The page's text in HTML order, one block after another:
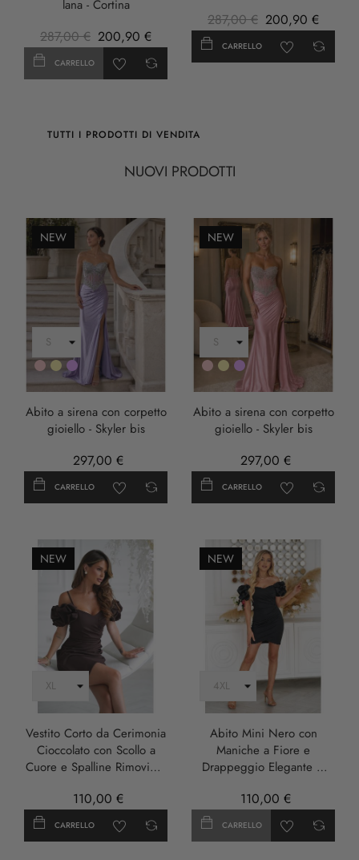
lana - Cortina
287,00 € 200,90 €
CARRELLO
287,00 € 200,90 €
CARRELLO
TUTTI I PRODOTTI DI VENDITA
NUOVI PRODOTTI
NEW
RosaOroLILLA
Abito a sirena con corpetto
gioiello - Skyler bis
297,00 €
CARRELLO
NEW
RosaOroLILLA
Abito a sirena con corpetto
gioiello - Skyler bis
297,00 €
CARRELLO
NEW
Vestito Corto da Cerimonia
Cioccolato con Scollo a
Cuore e Spalline Rimovibili
110,00 €
CARRELLO
NEW
Abito Mini Nero con
Maniche a Fiore e
Drappeggio Elegante –
110,00 €
CARRELLO